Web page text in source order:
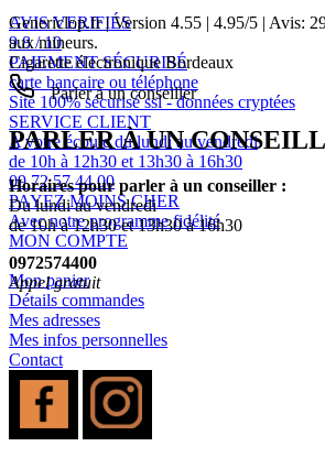
AVIS VERIFIÉS
9.8 / 10
PAIEMENT SÉCURISÉ
carte bancaire ou téléphone
Site 100% sécurisé ssl - données cryptées
SERVICE CLIENT
A votre écoute du lundi au vendredi
de 10h à 12h30 et 13h30 à 16h30
09 72 57 44 00
PAYEZ MOINS CHER
Avec notre programme fidélité
MON COMPTE
Mon panier
Détails commandes
Mes adresses
Mes infos personnelles
Contact
Genericlop.fr|Version 4.55 | 4.95/5 | Avis:
aux mineurs.
Cigarette électronique Bordeaux
Parler à un conseiller
PARLER À UN
Horaires pour parler à un conseiller :
Du lundi au vendredi
de 10h à 12h30 et 13h30 à 16h30
0972574400
Appel gratuit